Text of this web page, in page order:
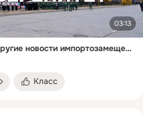
03:13
Беспилотные грузовики и другие новости импортозамещения
Класс